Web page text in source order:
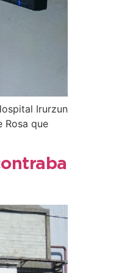
Irurzun
Rosa que